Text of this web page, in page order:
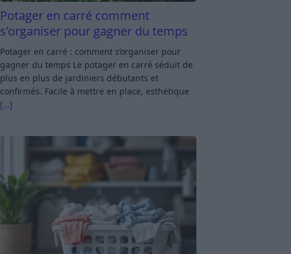
Potager en carré comment
s’organiser pour gagner du temps
Potager en carré : comment s’organiser pour
gagner du temps Le potager en carré séduit de
plus en plus de jardiniers débutants et
confirmés. Facile à mettre en place, esthétique
[…]